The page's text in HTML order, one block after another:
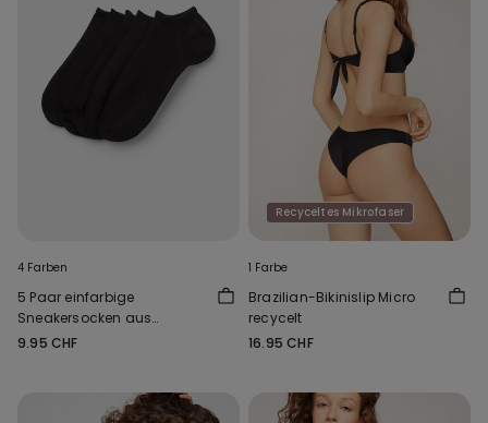
4 Farben
5 Paar einfarbige
Sneakersocken aus
Baumwolle Unisex
9.95 CHF
Recyceltes Mikrofaser
1 Farbe
Brazilian-Bikinislip Micro
recycelt
16.95 CHF